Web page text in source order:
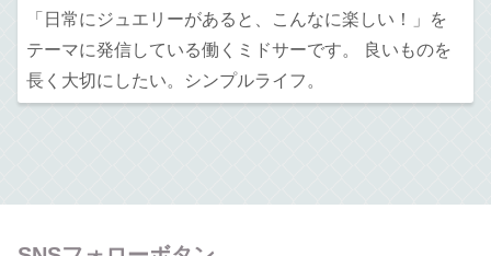
「日常にジュエリーがあると、こんなに楽しい！」を
テーマに発信している働くミドサーです。 良いものを
長く大切にしたい。シンプルライフ。